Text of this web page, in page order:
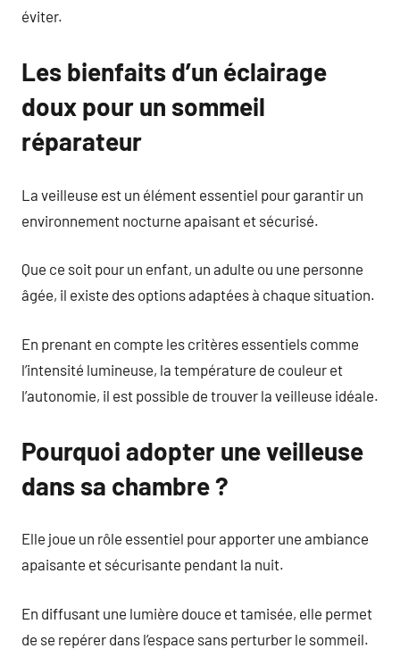
éviter.
Les bienfaits d’un éclairage
doux pour un sommeil
réparateur
La veilleuse est un élément essentiel pour garantir un
environnement nocturne apaisant et sécurisé.
Que ce soit pour un enfant, un adulte ou une personne
âgée, il existe des options adaptées à chaque situation.
En prenant en compte les critères essentiels comme
l’intensité lumineuse, la température de couleur et
l’autonomie, il est possible de trouver la veilleuse idéale.
Pourquoi adopter une veilleuse
dans sa chambre ?
Elle joue un rôle essentiel pour apporter une ambiance
apaisante et sécurisante pendant la nuit.
En diffusant une lumière douce et tamisée, elle permet
de se repérer dans l’espace sans perturber le sommeil.